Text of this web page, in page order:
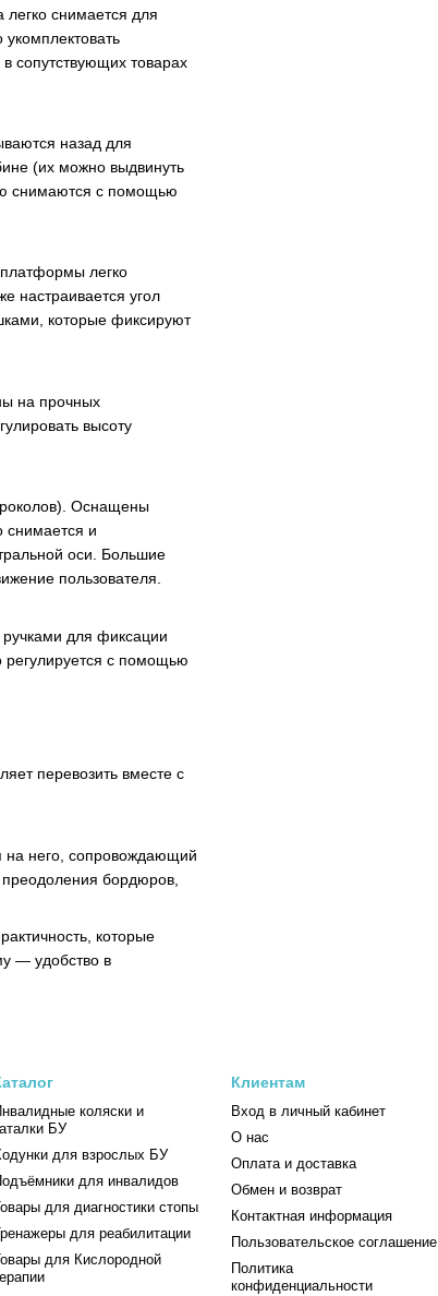
легко снимается для
сопутствующих товарах
назад для
(их можно выдвинуть
снимаются с помощью
легко
настраивается угол
которые фиксируют
на прочных
высоту
Оснащены
и
оси. Большие
пользователя.
для фиксации
регулируется с помощью
перевозить вместе с
на него, сопровождающий
бордюров,
которые
— удобство в
коляски и
БУ
для взрослых БУ
для инвалидов
для диагностики стопы
для реабилитации
для Кислородной
Клиентам
Вход в личный кабинет
О нас
Оплата и доставка
Обмен и возврат
Контактная информация
Пользовательское соглашение
Политика
конфиденциальности